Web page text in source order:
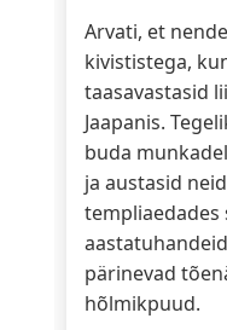
Arvati, et
kivististega,
taasavastasid
Jaapanis.
buda
ja austasid
templiaedades
pärinevad
hõlmikpuud.